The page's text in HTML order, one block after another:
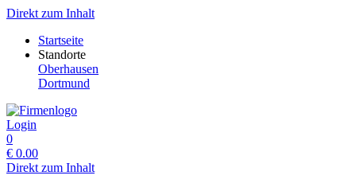
Direkt zum Inhalt
Startseite
Standorte
Oberhausen
Dortmund
Login
0
€ 0.00
Direkt zum Inhalt